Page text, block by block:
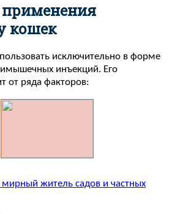
применения
кошек
исключительно в форме
инъекций. Его
от ряда факторов:
мирный житель садов и частных